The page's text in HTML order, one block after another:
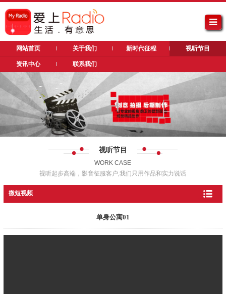
网站首页 关于我们 新时代征程 视听节目
资讯中心 联系我们
视听节目
WORK CASE
视听起步高端，影音征服客户,我们只用作品和实力说话
微短视频
单身公寓01